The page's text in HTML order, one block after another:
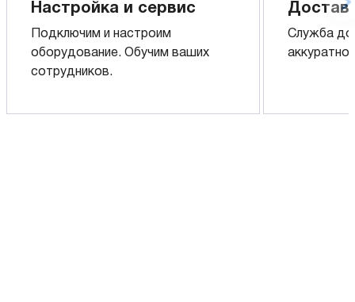
Настройка и сервис
Подключим и настроим
оборудование. Обучим ваших
сотрудников.
Служба
аккуратно